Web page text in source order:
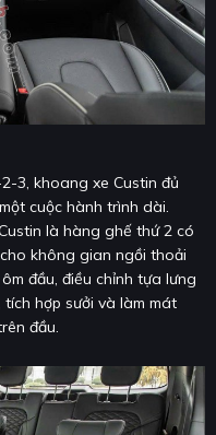
3, khoang xe Custin đủ
cuộc hành trình dài.
là hàng ghế thứ 2 có
không gian ngồi thoải
đầu, điều chỉnh tựa lưng
hợp sưởi và làm mát
đầu.